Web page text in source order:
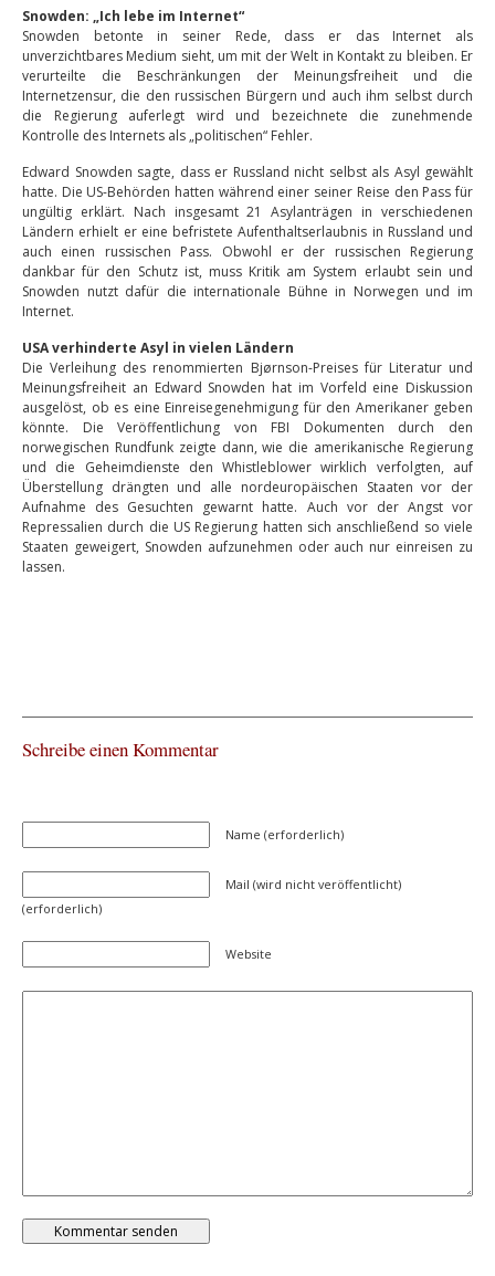
Snowden: „Ich lebe im Internet“
Snowden betonte in seiner Rede, dass er das Internet als
unverzichtbares Medium sieht, um mit der Welt in Kontakt zu bleiben. Er
verurteilte die Beschränkungen der Meinungsfreiheit und die
Internetzensur, die den russischen Bürgern und auch ihm selbst durch
die Regierung auferlegt wird und bezeichnete die zunehmende
Kontrolle des Internets als „politischen“ Fehler.
Edward Snowden sagte, dass er Russland nicht selbst als Asyl gewählt
hatte. Die US-Behörden hatten während einer seiner Reise den Pass für
ungültig erklärt. Nach insgesamt 21 Asylanträgen in verschiedenen
Ländern erhielt er eine befristete Aufenthaltserlaubnis in Russland und
auch einen russischen Pass. Obwohl er der russischen Regierung
dankbar für den Schutz ist, muss Kritik am System erlaubt sein und
Snowden nutzt dafür die internationale Bühne in Norwegen und im
Internet.
USA verhinderte Asyl in vielen Ländern
Die Verleihung des renommierten Bjørnson-Preises für Literatur und
Meinungsfreiheit an Edward Snowden hat im Vorfeld eine Diskussion
ausgelöst, ob es eine Einreisegenehmigung für den Amerikaner geben
könnte. Die Veröffentlichung von FBI Dokumenten durch den
norwegischen Rundfunk zeigte dann, wie die amerikanische Regierung
und die Geheimdienste den Whistleblower wirklich verfolgten, auf
Überstellung drängten und alle nordeuropäischen Staaten vor der
Aufnahme des Gesuchten gewarnt hatte. Auch vor der Angst vor
Repressalien durch die US Regierung hatten sich anschließend so viele
Staaten geweigert, Snowden aufzunehmen oder auch nur einreisen zu
lassen.
Schreibe einen Kommentar
Name (erforderlich)
Mail (wird nicht veröffentlicht)
(erforderlich)
Website